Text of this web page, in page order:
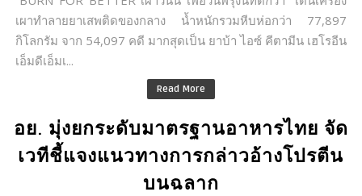
เผาทำลายยาเสพติดของกลาง น้ำหนักรวมหีบห่อกว่า 77,897
กิโลกรัม จาก 54,097 คดี มากสุดเป็น ยาบ้า ไอซ์ คีตามีน เฮโรอีน
เอ็มดีเอ็มเ...
Read More
อย. มุ่งยกระดับมาตรฐานอาหารไทย จัด
เวทีชี้แจงแนวทางการกล่าวอ้างโปรตีน
บนฉลาก